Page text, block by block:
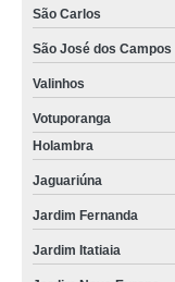
São Carlos
São José dos Campos
Valinhos
Votuporanga
Holambra
Jaguariúna
Jardim Fernanda
Jardim Itatiaia